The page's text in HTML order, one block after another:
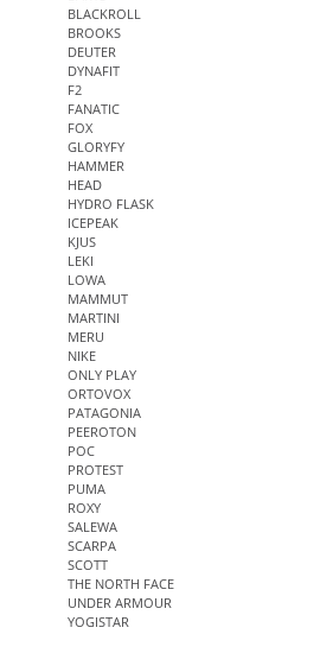
BLACKROLL
BROOKS
DEUTER
DYNAFIT
F2
FANATIC
FOX
GLORYFY
HAMMER
HEAD
HYDRO FLASK
ICEPEAK
KJUS
LEKI
LOWA
MAMMUT
MARTINI
MERU
NIKE
ONLY PLAY
ORTOVOX
PATAGONIA
PEEROTON
POC
PROTEST
PUMA
ROXY
SALEWA
SCARPA
SCOTT
THE NORTH FACE
UNDER ARMOUR
YOGISTAR